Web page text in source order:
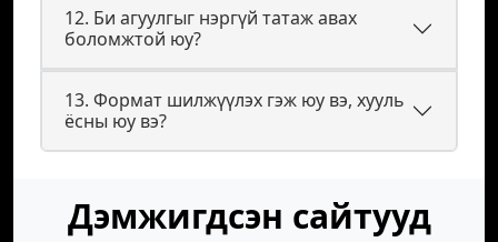
12. Би агуулгыг нэргүй татаж авах
боломжтой юу?
13. Формат шилжүүлэх гэж юу вэ, хууль
ёсны юу вэ?
Дэмжигдсэн сайтууд